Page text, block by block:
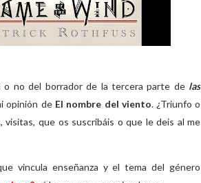
o no del borrador de la tercera parte de las
opinión de El nombre del viento. ¿Triunfo o
visitas, que os suscribáis o que le deis al me
vincula enseñanza y el tema del género